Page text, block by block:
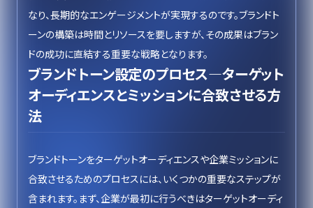
なり、長期的なエンゲージメントが実現するのです。ブランドト
ーンの構築は時間とリソースを要しますが、その成果はブラン
ドの成功に直結する重要な戦略となります。
ブランドトーン設定のプロセス—ターゲット
オーディエンスとミッションに合致させる方
法
ブランドトーンをターゲットオーディエンスや企業ミッションに
合致させるためのプロセスには、いくつかの重要なステップが
含まれます。まず、企業が最初に行うべきはターゲットオーディ